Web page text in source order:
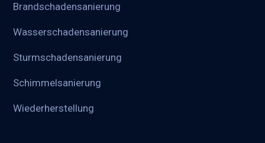
Brandschadensanierung
Wasserschadensanierung
Sturmschadensanierung
Schimmelsanierung
Wieder­herstellung